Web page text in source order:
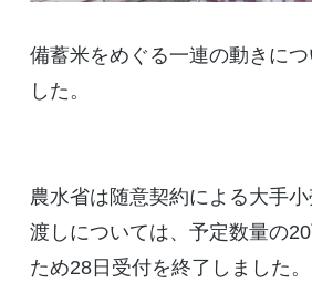
備蓄米をめぐる一連の動きに
した。
農水省は随意契約による大手
渡しについては、予定数量の
ため28日受付を終了しました